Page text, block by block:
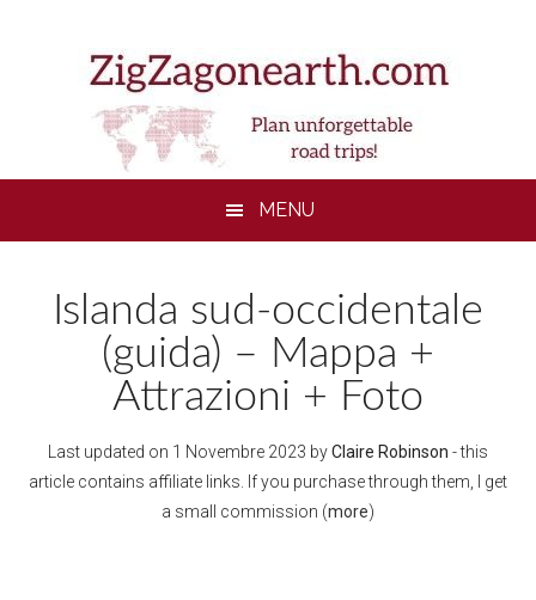
MENU
Islanda sud-occidentale
(guida) – Mappa +
Attrazioni + Foto
Last updated on 1 Novembre 2023 byClaire Robinson - this
article contains affiliate links. If you purchase through them, I get
a small commission (more)